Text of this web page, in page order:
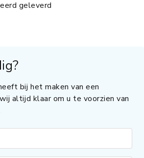
geleverd
bij het maken van een
altijd klaar om u te voorzien van